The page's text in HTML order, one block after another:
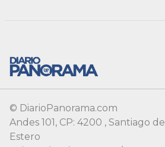
© DiarioPanorama.com
Andes 101, CP: 4200 , Santiago del
Estero